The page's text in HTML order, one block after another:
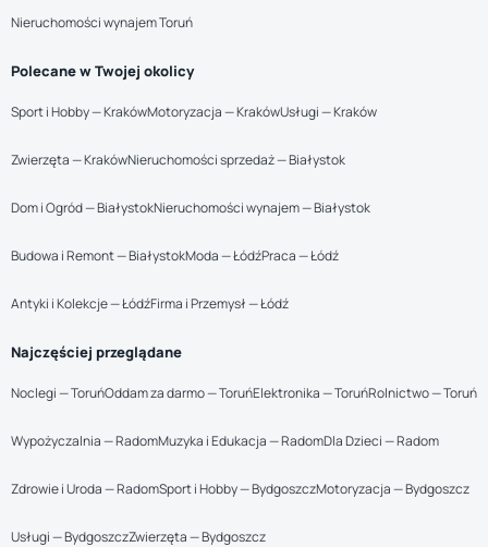
Nieruchomości wynajem Toruń
Polecane w Twojej okolicy
Sport i Hobby — KrakówMotoryzacja — KrakówUsługi — Kraków
Zwierzęta — KrakówNieruchomości sprzedaż — Białystok
Dom i Ogród — BiałystokNieruchomości wynajem — Białystok
Budowa i Remont — BiałystokModa — ŁódźPraca — Łódź
Antyki i Kolekcje — ŁódźFirma i Przemysł — Łódź
Najczęściej przeglądane
Noclegi — ToruńOddam za darmo — ToruńElektronika — ToruńRolnictwo — Toruń
Wypożyczalnia — RadomMuzyka i Edukacja — RadomDla Dzieci — Radom
Zdrowie i Uroda — RadomSport i Hobby — BydgoszczMotoryzacja — Bydgoszcz
Usługi — BydgoszczZwierzęta — Bydgoszcz